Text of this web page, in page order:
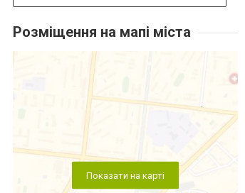
Розміщення на мапі міста
Показати на карті